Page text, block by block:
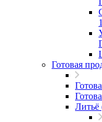
Готовая
Литьё